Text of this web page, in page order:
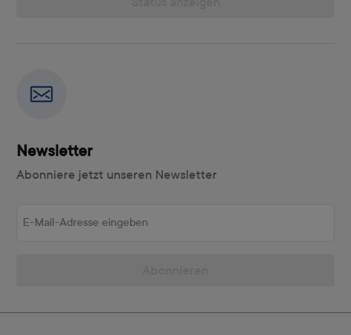
Newsletter
Abonniere jetzt unseren Newsletter